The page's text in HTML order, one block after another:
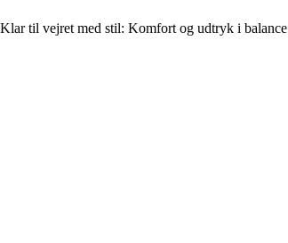
Klar til vejret med stil: Komfort og udtryk i balance